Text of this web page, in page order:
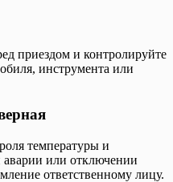
приездом и контролируйте
инструмента или
температуры и
или отключении
ответственному лицу.